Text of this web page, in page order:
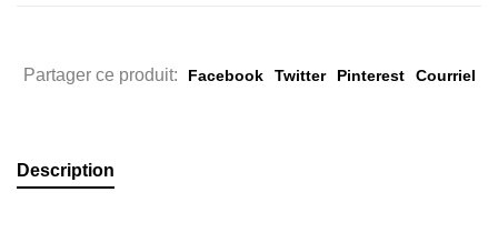
Partager ce produit: Facebook Twitter Pinterest Courriel
Description